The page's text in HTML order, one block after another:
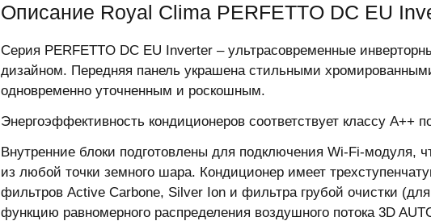
Описание Royal Clima PERFETTO DC EU
Серия PERFETTO DC EU Inverter – ультрасовременные
дизайном. Передняя панель украшена стильными
одновременно уточненным и роскошным.
Энергоэффективность кондиционеров соответствует классу А++
Внутренние блоки подготовлены для подключения Wi-Fi-модуля,
из любой точки земного шара. Кондиционер имеет
фильтров Active Carbone, Silver Ion и фильтра грубой очистки
функцию равномерного распределения воздушного потока 3D